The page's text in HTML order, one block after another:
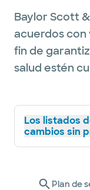
Baylor Scott
acuerdos con
fin de
salud estén
Los listados
cambios sin
Plan de